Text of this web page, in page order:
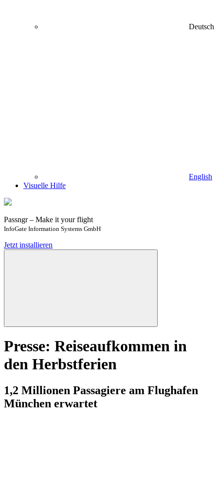
Deutsch
English
Visuelle Hilfe
Passngr – Make it your flight
InfoGate Information Systems GmbH
Jetzt installieren
Presse: Reiseaufkommen in
den Herbstferien
1,2 Millionen Passagiere am Flughafen
München erwartet